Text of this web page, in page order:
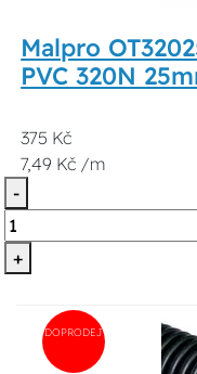
Malpro
PVC 320N
375 Kč
7,49 Kč /m
-
+
DOPRODEJ